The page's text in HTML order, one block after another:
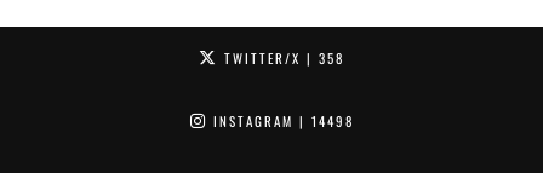
TWITTER/X | 358
INSTAGRAM | 14498